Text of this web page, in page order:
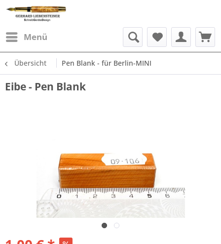
Menü
Übersicht Pen Blank - für Berlin-MINI
Eibe - Pen Blank